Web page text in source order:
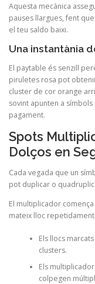
Aquesta mecànica
pauses llargues, fent
el teu saldo baixi.
Una instantània
El paytable és senzill
piruletes rosa pot
cluster de cor orange
sovint apunten a
pagament.
Spots
Dolços en
Cada vegada que un
pot duplicar o
El multiplicador
mateix lloc
Els llocs
clusters.
Els
colpegen